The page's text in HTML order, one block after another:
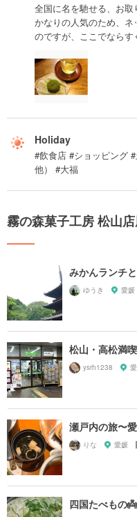
全国に名を馳せる、お取
かなりの人気のため、
のですが、ここでならす
Holiday
#飲食店 #ショッピング
他） #大福
霧の森菓子工房 松山
みかんランチ
ゆうき 愛媛
松山・高松満
ysrh1238
瀬戸内の旅〜
りな 愛媛
四国たべもの